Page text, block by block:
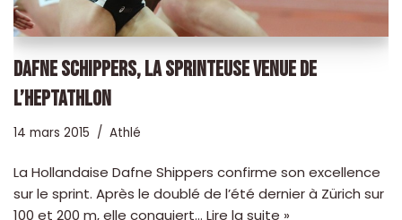
DAFNE SCHIPPERS, LA SPRINTEUSE VENUE DE
L’HEPTATHLON
14 mars 2015 Athlé
La Hollandaise Dafne Shippers confirme son excellence
sur le sprint. Après le doublé de l’été dernier à Zürich sur
100 et 200 m, elle conquiert… Lire la suite »